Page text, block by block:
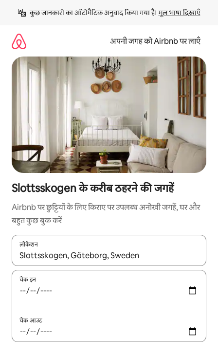
छोड़कर
कॉन्टेंट
कुछ जानकारी का ऑटोमैटिक अनुवाद किया गया है। मूल भाषा दिखाएँ
अपनी जगह को Airbnb पर लाएँ
Slottsskogen के करीब ठहरने की जगहें
Airbnb पर छुट्टियों के लिए किराए पर उपलब्ध अनोखी जगहें, घर और
बहुत कुछ बुक करें
लोकेशन
नतीजों के उपलब्ध होने पर, अप और डाउन 'ऐरो की' का इस्तेमाल करके नेविगेट
चेक इन
चेक आउट